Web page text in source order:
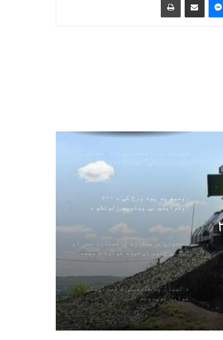
۲۰۰
د بخښنې نړیوال سازمان د عمران
خان څخه غوښتنه کوي چې کورنۍ،
چین په بریالیتوب سره د “مشرقي
سمارټ سترګې” لپاره دوه
هایپرسپیکٹرل سپوږمکۍ وتوغولې
روسیه په یوه ورځ کې د ۲۰۰
اوکرایني بې پیلوټه الوتکو د
د سعودي عربستان، پاکستان، مصر او
ترکیې څلور اړخیزه غونډه د سیمه
ییزو تاوتریخوالي کمولو باندې
ټینګار کوي
د لبنان په جنوب کې د اسراییلو
هوايي بریدونه
د امریکا دفاع وزیر د پوځي